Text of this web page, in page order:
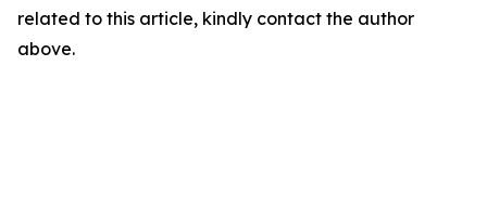
related to this article, kindly contact the author
above.